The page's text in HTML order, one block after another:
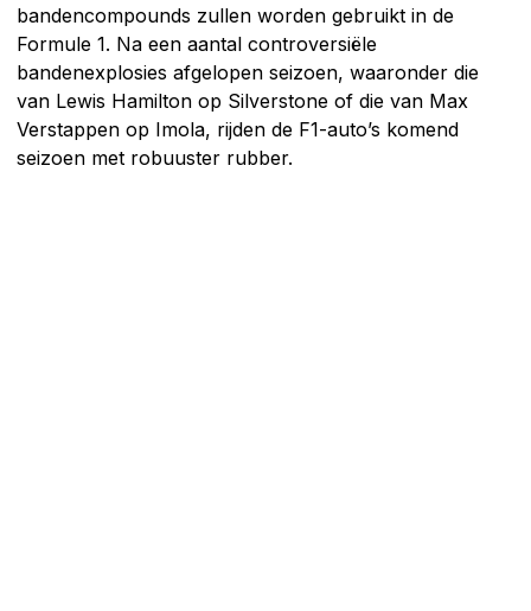
bandencompounds zullen worden gebruikt in de
Formule 1. Na een aantal controversiële
bandenexplosies afgelopen seizoen, waaronder die
van Lewis Hamilton op Silverstone of die van Max
Verstappen op Imola, rijden de F1-auto’s komend
seizoen met robuuster rubber.